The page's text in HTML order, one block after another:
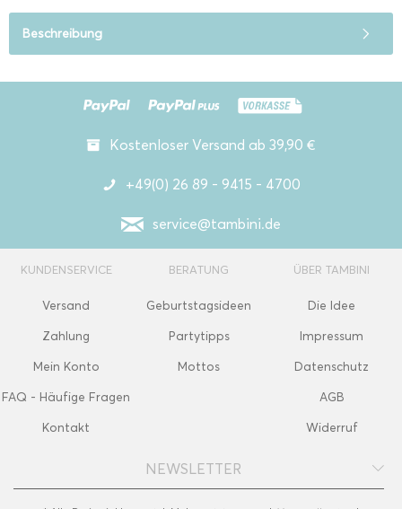
Beschreibung
Kostenloser Versand ab 39,90 €
+49(0) 26 89 - 9415 - 4700
service@tambini.de
KUNDENSERVICE
Versand
Zahlung
Mein Konto
FAQ - Häufige Fragen
Kontakt
BERATUNG
Geburtstagsideen
Partytipps
Mottos
ÜBER TAMBINI
Die Idee
Impressum
Datenschutz
AGB
Widerruf
NEWSLETTER